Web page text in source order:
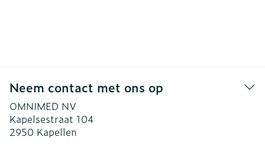
Neem contact met ons op
OMNIMED NV
Kapelsestraat 104
2950 Kapellen